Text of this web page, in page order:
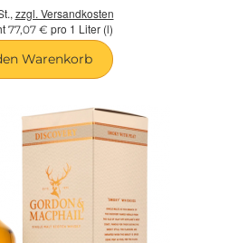
zzgl. Versandkosten
77,07 € pro 1 Liter (l)
Warenkorb